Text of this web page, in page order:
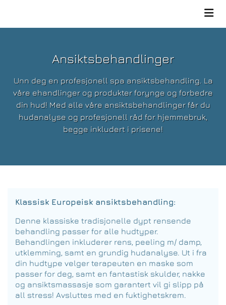
Ansiktsbehandlinger
Unn deg en profesjonell spa ansiktsbehandling. La
våre ehandlinger og produkter forynge og forbedre
din hud! Med alle våre ansiktsbehandlinger får du
hudanalyse og profesjonell råd for hjemmebruk,
begge inkludert i prisene!
Klassisk Europeisk ansiktsbehandling:
Denne klassiske tradisjonelle dypt rensende
behandling passer for alle hudtyper.
Behandlingen inkluderer rens, peeling m/ damp,
utklemming, samt en grundig hudanalyse. Ut i fra
din hudtype velger terapeuten en maske som
passer for deg, samt en fantastisk skulder, nakke
og ansiktsmassasje som garantert vil gi slipp på
all stress! Avsluttes med en fuktighetskrem.